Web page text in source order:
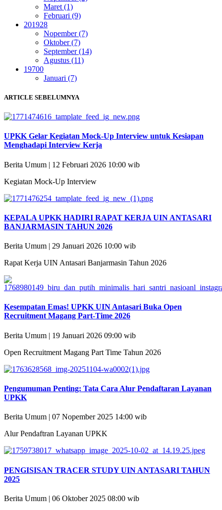
Maret (1)
Februari (9)
201928
Nopember (7)
Oktober (7)
September (14)
Agustus (11)
19700
Januari (7)
ARTICLE SEBELUMNYA
UPKK Gelar Kegiatan Mock-Up Interview untuk Kesiapan
Menghadapi Interview Kerja
Berita Umum | 12 Februari 2026 10:00 wib
Kegiatan Mock-Up Interview
KEPALA UPKK HADIRI RAPAT KERJA UIN ANTASARI
BANJARMASIN TAHUN 2026
Berita Umum | 29 Januari 2026 10:00 wib
Rapat Kerja UIN Antasari Banjarmasin Tahun 2026
Kesempatan Emas! UPKK UIN Antasari Buka Open
Recruitment Magang Part-Time 2026
Berita Umum | 19 Januari 2026 09:00 wib
Open Recruitment Magang Part Time Tahun 2026
Pengumuman Penting: Tata Cara Alur Pendaftaran Layanan
UPKK
Berita Umum | 07 Nopember 2025 14:00 wib
Alur Pendaftran Layanan UPKK
PENGISISAN TRACER STUDY UIN ANTASARI TAHUN
2025
Berita Umum | 06 Oktober 2025 08:00 wib